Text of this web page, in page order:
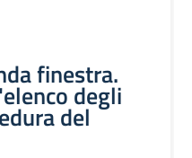
finestra.
degli
del